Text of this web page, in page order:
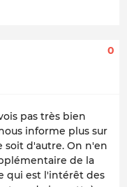
0
pas très bien
informe plus sur
soit d'autre. On n'en
de la
qui est l'intérêt des